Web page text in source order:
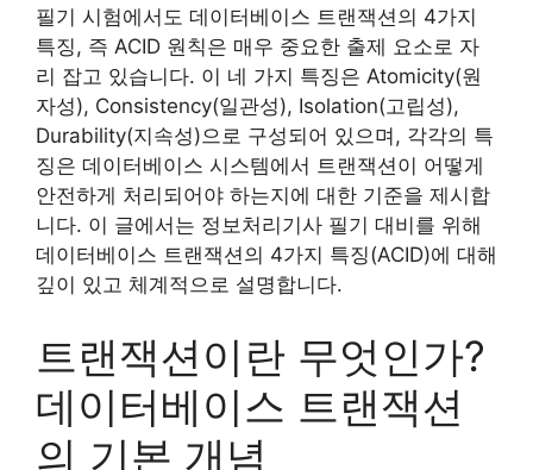
필기 시험에서도 데이터베이스 트랜잭션의 4가지
특징, 즉 ACID 원칙은 매우 중요한 출제 요소로 자
리 잡고 있습니다. 이 네 가지 특징은 Atomicity(원
자성), Consistency(일관성), Isolation(고립성),
Durability(지속성)으로 구성되어 있으며, 각각의 특
징은 데이터베이스 시스템에서 트랜잭션이 어떻게
안전하게 처리되어야 하는지에 대한 기준을 제시합
니다. 이 글에서는 정보처리기사 필기 대비를 위해
데이터베이스 트랜잭션의 4가지 특징(ACID)에 대해
깊이 있고 체계적으로 설명합니다.
트랜잭션이란 무엇인가?
데이터베이스 트랜잭션
의 기본 개념